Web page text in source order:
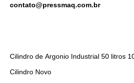
contato@pressmaq.com.br
Cilindro de Argonio Industrial 50 litros
Cilindro Novo